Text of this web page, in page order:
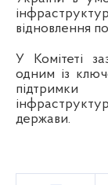
відновлення
У Комітеті
одним із
держави.